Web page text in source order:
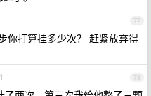
77
你打算挂多少次？ 赶紧放弃得
78